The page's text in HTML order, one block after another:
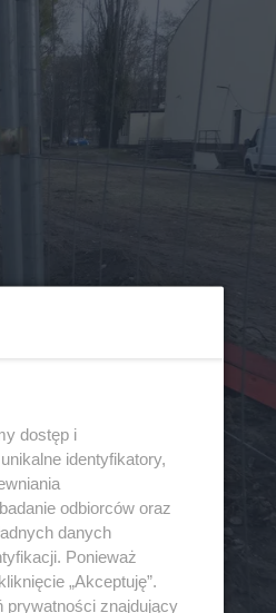
dostęp i
identyfikatory,
odbiorców oraz
danych
Ponieważ
„Akceptuję”.
prywatności znajdujący